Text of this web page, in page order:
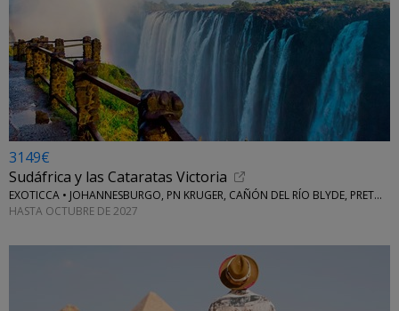
3149€
Sudáfrica y las Cataratas Victoria
EXOTICCA • JOHANNESBURGO, PN KRUGER, CAÑÓN DEL RÍO BLYDE, PRETORIA, CIUDAD DEL CABO
HASTA OCTUBRE DE 2027